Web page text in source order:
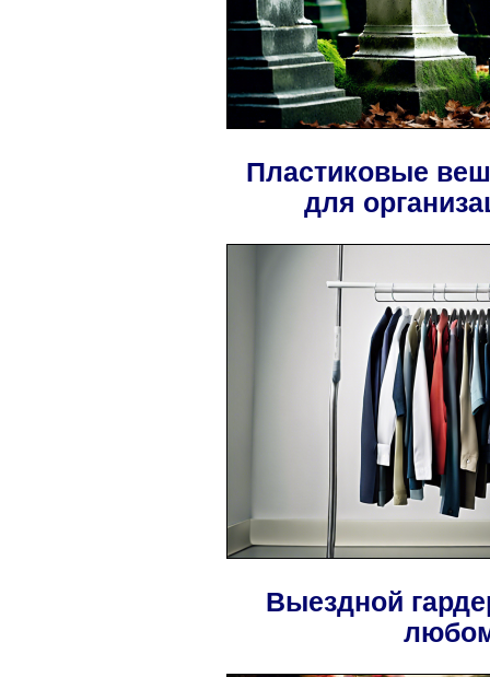
Пластиковые
для
Выездной